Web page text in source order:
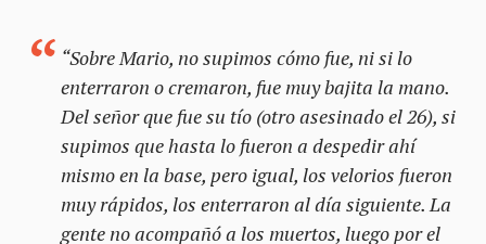
“Sobre Mario, no supimos cómo fue, ni si lo
enterraron o cremaron, fue muy bajita la mano.
Del señor que fue su tío (otro asesinado el 26), si
supimos que hasta lo fueron a despedir ahí
mismo en la base, pero igual, los velorios fueron
muy rápidos, los enterraron al día siguiente. La
gente no acompañó a los muertos, luego por el